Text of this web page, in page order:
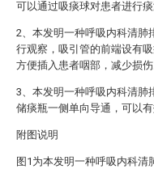
可以通过吸痰球对患者进行
2、本发明一种呼吸内科清肺
行观察，吸引管的前端设有
方便插入患者咽部，减少损伤
3、本发明一种呼吸内科清肺
储痰瓶一侧单向导通，可以
附图说明
图1为本发明一种呼吸内科清